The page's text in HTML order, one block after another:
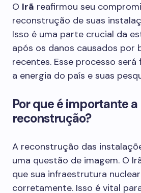
O Irã reafirmou seu
reconstrução de suas
Isso é uma parte crucial da
após os danos causados por
recentes. Esse processo
a energia do país e suas
Por que é importante a
reconstrução?
A reconstrução das
uma questão de imagem. O
que sua infraestrutura
corretamente. Isso é vital